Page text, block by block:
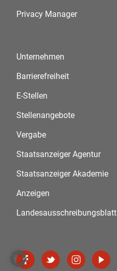
Privacy Manager
Unternehmen
Barrierefreiheit
E-Stellen
Stellenangebote
Vergabe
Staatsanzeiger Agentur
Staatsanzeiger Akademie
Anzeigen
Landesausschreibungsblatt